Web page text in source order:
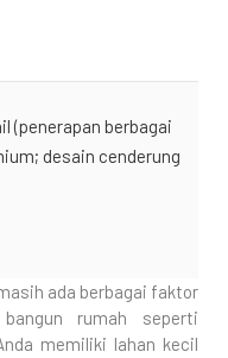
(penerapan berbagai
desain cenderung
ada berbagai faktor
rumah seperti
memiliki lahan kecil